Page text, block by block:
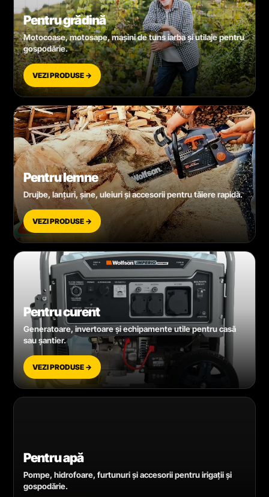
Pentru grădină
Motocoase, motosape, mașini de tuns iarba și utilaje pentru
gospodărie.
VEZI PRODUSE →
Pentru lemne
Drujbe, lanțuri, șine, uleiuri și accesorii pentru tăiere rapidă.
VEZI PRODUSE →
Pentru curent
Generatoare, invertoare și echipamente utile pentru casă
sau șantier.
VEZI PRODUSE →
Pentru apă
Pompe, hidrofoare, furtunuri și accesorii pentru irigații și
gospodărie.